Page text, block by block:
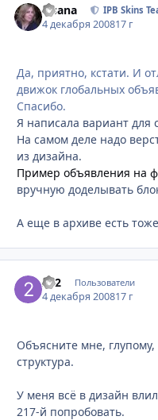
Fisana IPB Skins
4 декабря 200817 г
Да, приятно, кстати. И
движок глобальных
Спасибо.
Я написала вариант для
На самом деле надо
из дизайна.
Пример объявления на
вручную доделывать
А еще в архиве есть
2x2 Пользователи
4 декабря 200817 г
Объясните мне,
структура.
У меня всё в дизайн
217-й попробовать.